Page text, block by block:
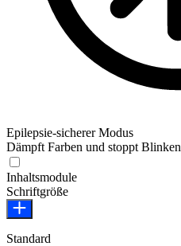
Epilepsie-sicherer Modus
Dämpft Farben und stoppt Blinken
Inhaltsmodule
Schriftgröße
Standard